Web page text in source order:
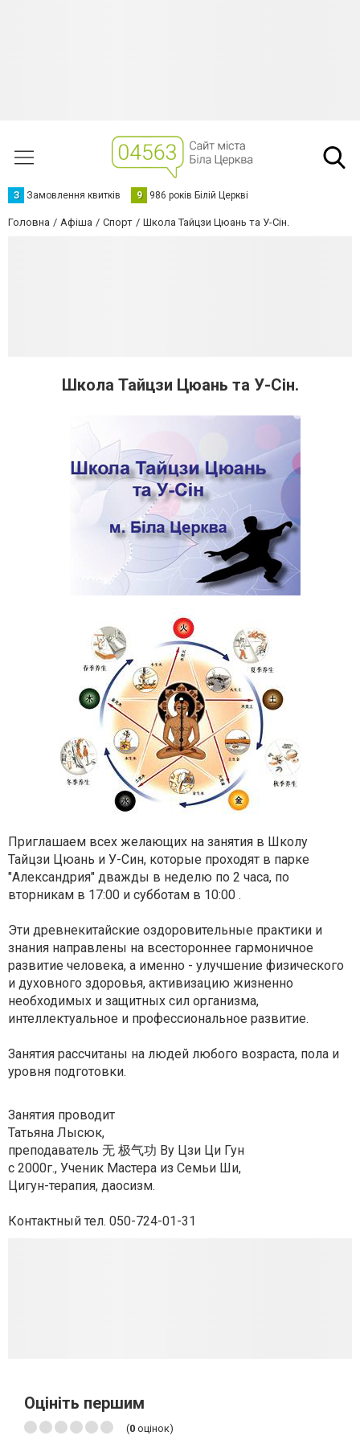
З Замовлення квитків 9 986 років Білій Церкві
Головна Афіша Спорт Школа Тайцзи Цюань та У-Сін.
Школа Тайцзи Цюань та У-Сін.
Приглашаем всех желающих на занятия в Школу
Тайцзи Цюань и У-Син, которые проходят в парке
"Александрия" дважды в неделю по 2 часа, по
вторникам в 17:00 и субботам в 10:00 .
Эти древнекитайские оздоровительные практики и
знания направлены на всестороннее гармоничное
развитие человека, а именно - улучшение физического
и духовного здоровья, активизацию жизненно
необходимых и защитных сил организма,
интеллектуальное и профессиональное развитие.
Занятия рассчитаны на людей любого возраста, пола и
уровня подготовки.
Занятия проводит
Татьяна Лысюк,
преподаватель 无 极气功 Ву Цзи Ци Гун
с 2000г., Ученик Мастера из Семьи Ши,
Цигун-терапия, даосизм.
Контактный тел. 050-724-01-31
Оцініть першим
(0 оцінок)